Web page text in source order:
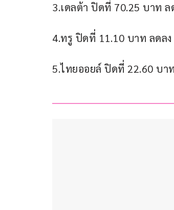
3.เดลต้า ปิดที่ 70.25 บาท ล
4.ทรู ปิดที่ 11.10 บาท ลดล
5.ไทยออยล์ ปิดที่ 22.60 บา